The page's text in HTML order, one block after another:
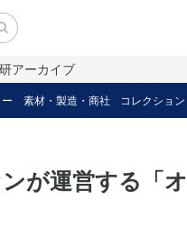
アーカイブ
素材・製造・商社 コレクショ
ンが運営する「